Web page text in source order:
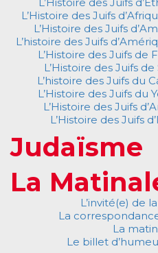
L’Histoire des Juifs
L’Histoire des Juifs
L’histoire des Juifs
L’Histoire des Juifs de
L’Histoire des Juifs
L’histoire des Juifs du
L’Histoire des Juifs du
L’Histoire des Juifs
L’Histoire des Juifs
Judaïsme
La
L’invité(e) de
La
La
Le billet